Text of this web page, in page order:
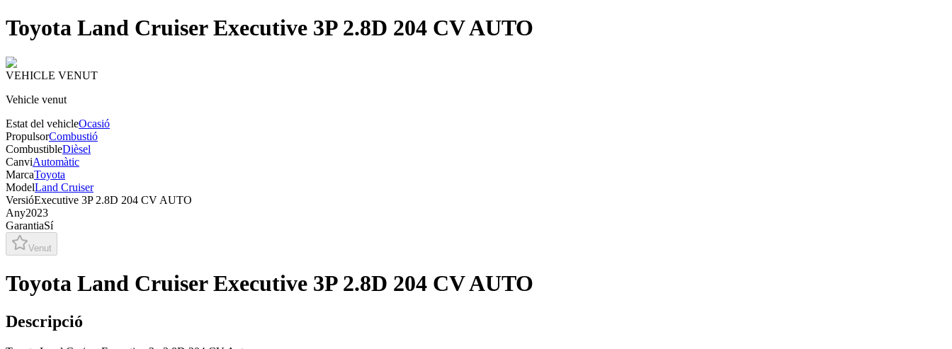
Toyota Land Cruiser Executive 3P 2.8D 204 CV AUTO
VEHICLE VENUT
Vehicle venut
Estat del vehicleOcasió
PropulsorCombustió
CombustibleDièsel
CanviAutomàtic
MarcaToyota
ModelLand Cruiser
VersióExecutive 3P 2.8D 204 CV AUTO
Any2023
GarantiaSí
Venut
Toyota Land Cruiser Executive 3P 2.8D 204 CV AUTO
Descripció